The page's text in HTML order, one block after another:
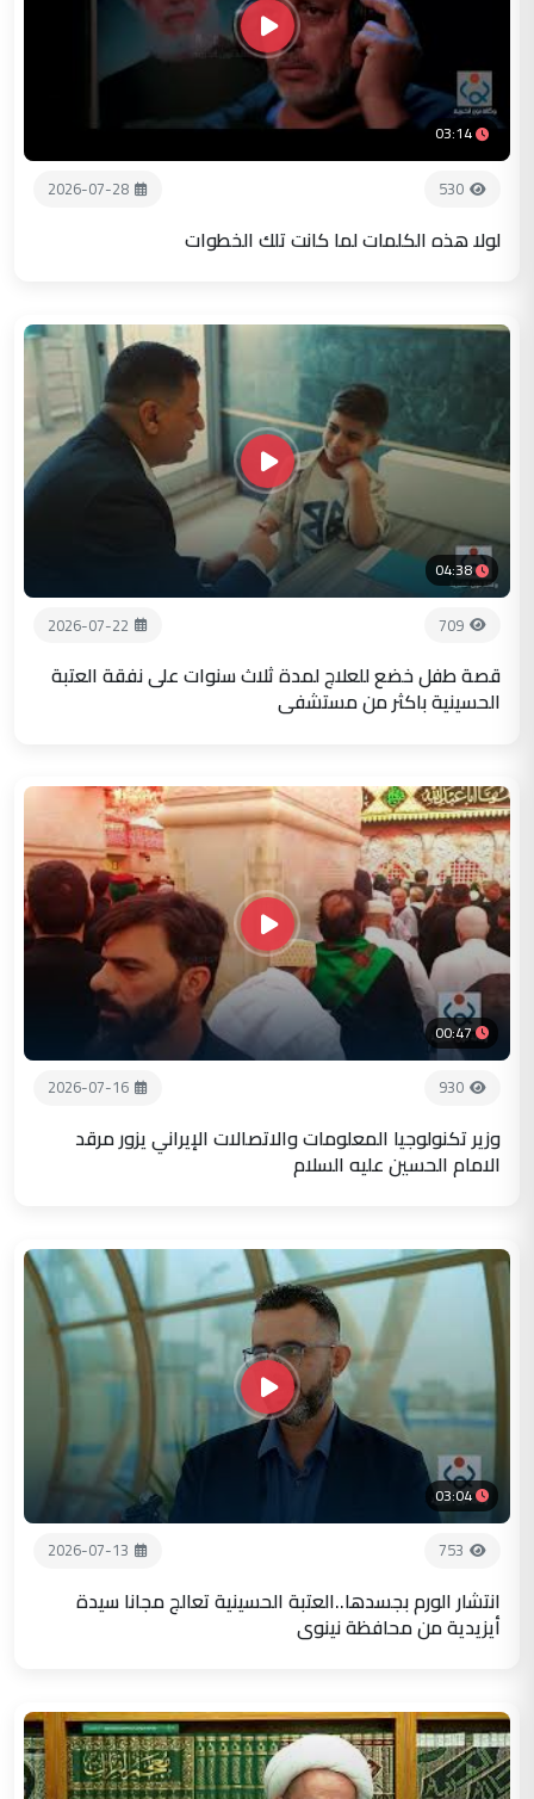
03:14
530
2026-07-28
لولا هذه الكلمات لما كانت تلك الخطوات
04:38
709
2026-07-22
قصة طفل خضع للعلاج لمدة ثلاث سنوات على نفقة العتبة
الحسينية باكثر من مستشفى
00:47
930
2026-07-16
وزير تكنولوجيا المعلومات والاتصالات الإيراني يزور مرقد
الامام الحسين عليه السلام
03:04
753
2026-07-13
انتشار الورم بجسدها..العتبة الحسينية تعالج مجانا سيدة
أيزيدية من محافظة نينوى